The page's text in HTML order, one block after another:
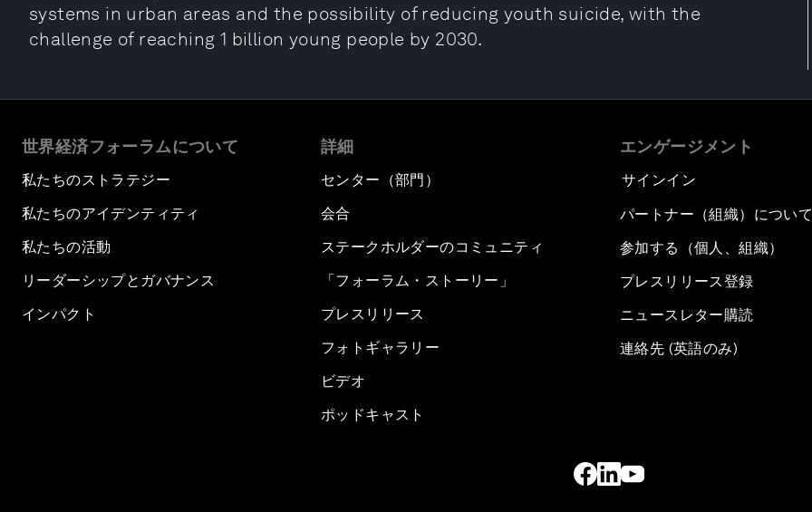
systems in urban areas and the possibility of reducing youth suicide, with the
challenge of reaching 1 billion young people by 2030.
世界経済フォーラムについて
私たちのストラテジー
私たちのアイデンティティ
私たちの活動
リーダーシップとガバナンス
インパクト
詳細
センター（部門）
会合
ステークホルダーのコミュニティ
「フォーラム・ストーリー」
プレスリリース
フォトギャラリー
ビデオ
ポッドキャスト
エンゲージメント
サインイン
パートナー（組織）について
参加する（個人、組織）
プレスリリース登録
ニュースレター購読
連絡先 (英語のみ)